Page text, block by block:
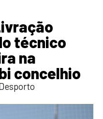
técnico
na
concelhio